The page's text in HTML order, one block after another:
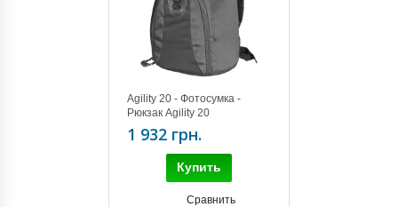
Agility 20 - Фотосумка -
Рюкзак Agility 20
1 932 грн.
Купить
Сравнить